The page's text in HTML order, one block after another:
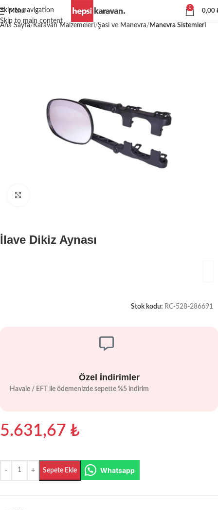
Skip to navigation
Skip to main content
Menü
0
0,00
Ana Sayfa Karavan Malzemeleri Şasi ve Manevra Manevra Sistemleri
İlave Dikiz Aynası
Stok kodu: RC-528-286691
Özel İndirimler
Havale / EFT ile ödemenizde sepette %5 indirim
5.631,67 ₺
Sepete Ekle Whatsapp